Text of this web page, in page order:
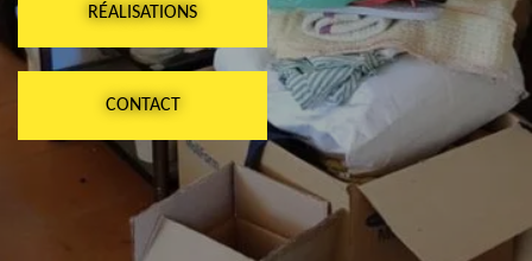
RÉALISATIONS
CONTACT